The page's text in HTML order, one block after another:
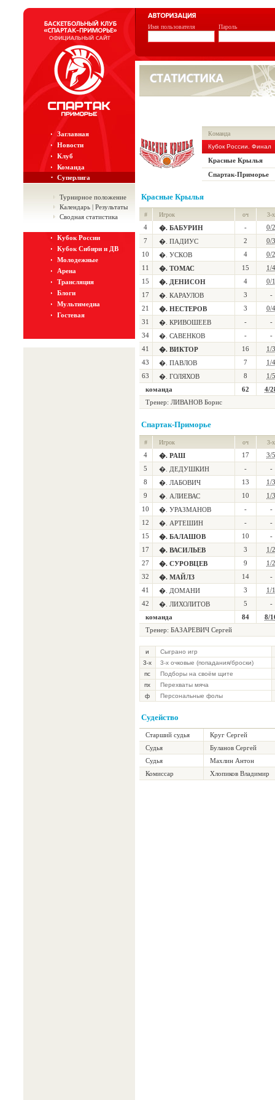
Имя пользователя Пароль
Заглавная
Новости
Клуб
Команда
Суперлига
Турнирное положение
Календарь | Результаты
Сводная статистика
Кубок России
Кубок Сибири и ДВ
Молодежные
Арена
Трансляция
Блоги
Мультимедиа
Гостевая
Команда
Кубок России. Финал
Красные Крылья
Спартак-Приморье
Красные Крылья
# Игрок оч 3-х
4 �. БАБУРИН -
0/2
7
�. ПАДИУС 2
0/3
10
�. УСКОВ 4
0/2
11
�. ТОМАС 15
1/4
15
�. ДЕНИСОН 4
0/1
17
�. КАРАУЛОВ 3
-
21
�. НЕСТЕРОВ 3
0/4
31
�. КРИВОШЕЕВ -
-
34
�. САВЕНКОВ -
-
41
�. ВИКТОР 16
1/3
43
�. ПАВЛОВ 7
1/4
63
�. ГОЛЯХОВ 8
1/5
команда
62
4/
Тренер: ЛИВАНОВ Борис
Спартак-Приморье
# Игрок оч 3-х
4 �. РАШ 17
3/5
5
�. ДЕДУШКИН -
-
8
�. ЛАБОВИЧ 13
1/3
9
�. АЛИЕВАС 10
1/3
10
�. УРАЗМАНОВ -
-
12
�. АРТЕШИН -
-
15
�. БАЛАШОВ 10
-
17
�. ВАСИЛЬЕВ 3
1/2
27
�. СУРОВЦЕВ 9
1/2
32
�. МАЙЛЗ 14
-
41
�. ДОМАНИ 3
1/1
42
�. ЛИХОЛИТОВ 5
-
команда
84
8/
Тренер: БАЗАРЕВИЧ Сергей
и
Сыграно игр
3-х
3-х очковые (попадания/броски)
пс
Подборы на своём щите
пх
Перехваты мяча
ф
Персональные фолы
Судейство
Старший судья
Круг Сергей
Судья
Буланов Сергей
Судья
Махлин Антон
Комиссар
Хлопиков Владимир